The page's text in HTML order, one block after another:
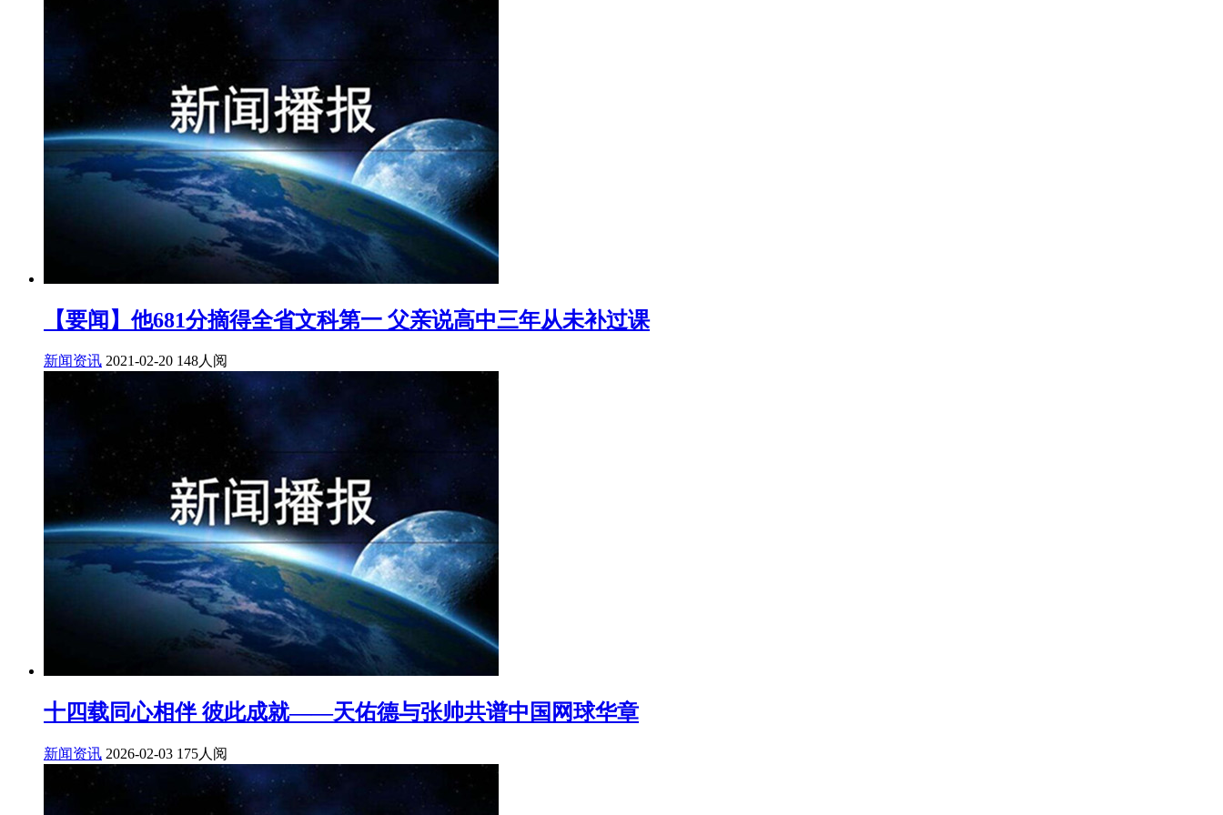
【要闻】他681分摘得全省文科第一 父亲说高中三年从未补过课
新闻资讯 2021-02-20 148人阅
十四载同心相伴 彼此成就——天佑德与张帅共谱中国网球华章
新闻资讯 2026-02-03 175人阅